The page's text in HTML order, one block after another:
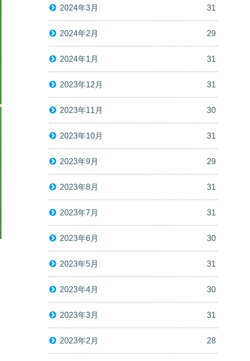
2024年3月 31
2024年2月 29
2024年1月 31
2023年12月 31
2023年11月 30
2023年10月 31
2023年9月 29
2023年8月 31
2023年7月 31
2023年6月 30
2023年5月 31
2023年4月 30
2023年3月 31
2023年2月 28